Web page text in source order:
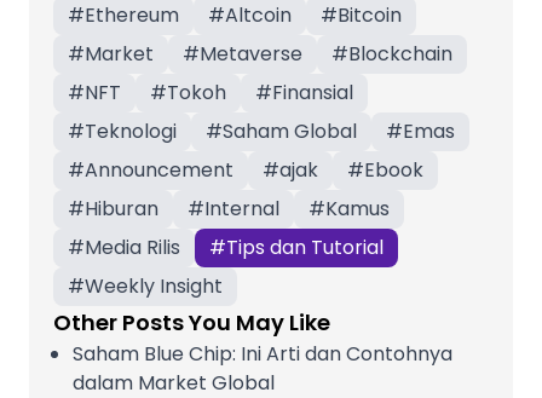
#Ethereum #Altcoin #Bitcoin
#Market #Metaverse #Blockchain
#NFT #Tokoh #Finansial
#Teknologi #Saham Global #Emas
#Announcement #ajak #Ebook
#Hiburan #Internal #Kamus
#Media Rilis #Tips dan Tutorial
#Weekly Insight
Other Posts You May Like
Saham Blue Chip: Ini Arti dan Contohnya
dalam Market Global